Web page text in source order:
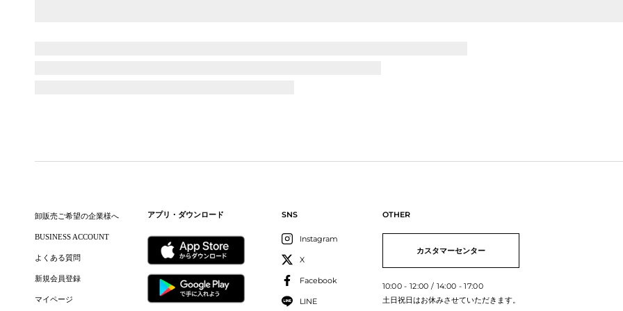
卸販売ご希望の企業様へ
BUSINESS ACCOUNT
よくある質問
新規会員登録
マイページ
アプリ・ダウンロード SNS
Instagram
X
Facebook
LINE
OTHER
カスタマーセンター
10:00 - 12:00 / 14:00 - 17:00
土日祝日はお休みさせていただきます。